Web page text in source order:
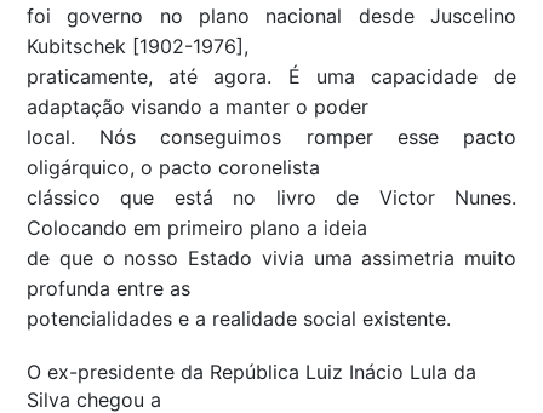
foi governo no plano nacional desde Juscelino
Kubitschek [1902-1976],
praticamente, até agora. É uma capacidade de
adaptação visando a manter o poder
local. Nós conseguimos romper esse pacto
oligárquico, o pacto coronelista
clássico que está no livro de Victor Nunes.
Colocando em primeiro plano a ideia
de que o nosso Estado vivia uma assimetria muito
profunda entre as
potencialidades e a realidade social existente.
O ex-presidente da República Luiz Inácio Lula da
Silva chegou a